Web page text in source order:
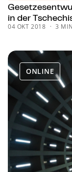
in der
04 OKT 2018 3
ONLINE